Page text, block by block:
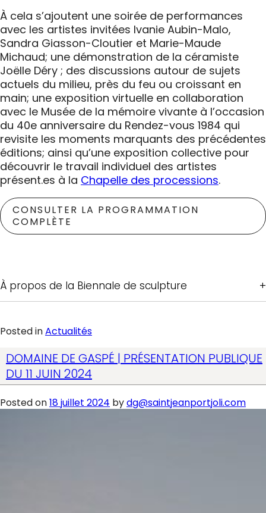
À cela s’ajoutent une soirée de performances
avec les artistes invitées Ivanie Aubin-Malo,
Sandra Giasson-Cloutier et Marie-Maude
Michaud; une démonstration de la céramiste
Joëlle Déry ; des discussions autour de sujets
actuels du milieu, près du feu ou croissant en
main; une exposition virtuelle en collaboration
avec le Musée de la mémoire vivante à l’occasion
du 40e anniversaire du Rendez-vous 1984 qui
revisite les moments marquants des précédentes
éditions; ainsi qu’une exposition collective pour
découvrir le travail individuel des artistes
présent.es à la Chapelle des processions.
CONSULTER LA PROGRAMMATION
COMPLÈTE
À propos de la Biennale de sculpture
Posted inActualités
DOMAINE DE GASPÉ | PRÉSENTATION PUBLIQUE
DU 11 JUIN 2024
Posted on18 juillet 2024 bydg@saintjeanportjoli.com